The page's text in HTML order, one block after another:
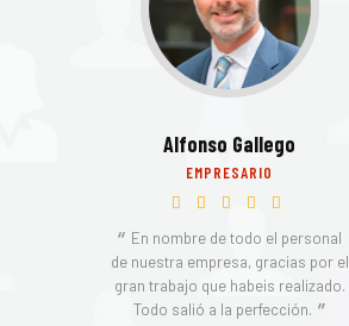
Alfonso Gallego
EMPRESARIO
En nombre de todo el personal
de nuestra empresa, gracias por el
gran trabajo que habeis realizado.
Todo salió a la perfección.